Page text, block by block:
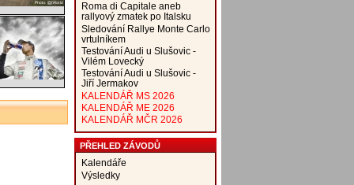
Roma di Capitale aneb
rallyový zmatek po Italsku
Sledování Rallye Monte Carlo
vrtulníkem
Testování Audi u Slušovic -
Vilém Lovecký
Testování Audi u Slušovic -
Jiří Jermakov
KALENDÁŘ MS 2026
KALENDÁŘ ME 2026
KALENDÁŘ MČR 2026
PŘEHLED ZÁVODŮ
Kalendáře
Výsledky